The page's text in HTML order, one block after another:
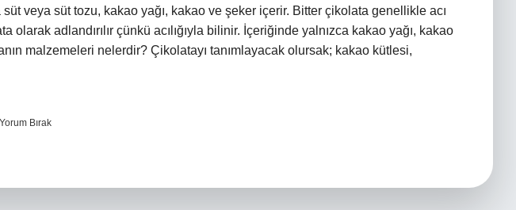
veya süt tozu, kakao yağı, kakao ve şeker içerir. Bitter çikolata genellikle acı
olarak adlandırılır çünkü acılığıyla bilinir. İçeriğinde yalnızca kakao yağı, kakao
malzemeleri nelerdir? Çikolatayı tanımlayacak olursak; kakao kütlesi,
Yorum Bırak